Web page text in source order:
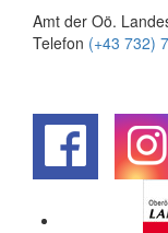
Amt der Oö.
Telefon (+43 732)